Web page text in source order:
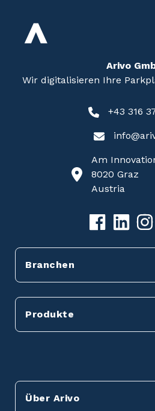
Arivo
Wir digitalisieren Ihre
+43 316
Am
8020 Graz
Austria
Branchen
Produkte
Über Arivo